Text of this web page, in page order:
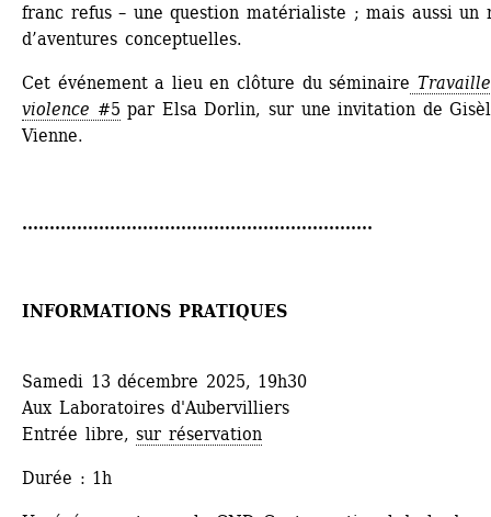
franc refus – une question matérialiste ; mais aussi un
d’aventures conceptuelles.
Cet événement a lieu en clôture du séminaire
violence #5 par Elsa Dorlin, sur une invitation de
Vienne.
................................................................
INFORMATIONS PRATIQUES
Samedi 13 décembre 2025, 19h30
Aux Laboratoires d'Aubervilliers
Entrée libre, sur réservation
Durée : 1h